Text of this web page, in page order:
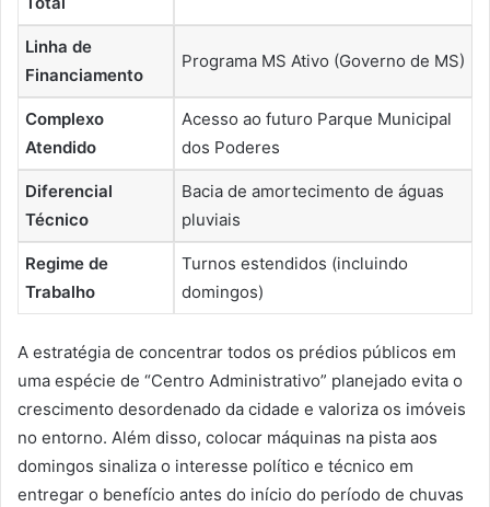
Linha de
Financiamento
Programa MS Ativo (Governo de MS)
Complexo
Atendido
Acesso ao futuro Parque Municipal
dos Poderes
Diferencial
Técnico
Bacia de amortecimento de águas
pluviais
Regime de
Trabalho
Turnos estendidos (incluindo
domingos)
A estratégia de concentrar todos os prédios públicos em
uma espécie de “Centro Administrativo” planejado evita o
crescimento desordenado da cidade e valoriza os imóveis
no entorno. Além disso, colocar máquinas na pista aos
domingos sinaliza o interesse político e técnico em
entregar o benefício antes do início do período de chuvas